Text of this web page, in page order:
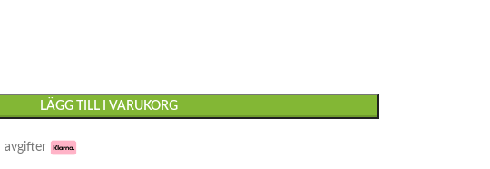
LÄGG TILL I VARUKORG
avgifter